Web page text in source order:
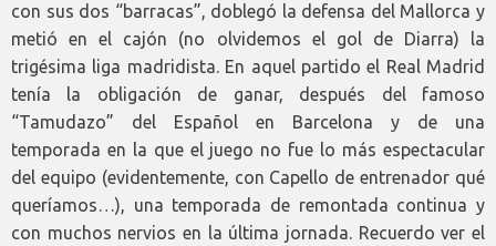
con sus dos “barracas”, doblegó la defensa del Mallorca y
metió en el cajón (no olvidemos el gol de Diarra) la
trigésima liga madridista. En aquel partido el Real Madrid
tenía la obligación de ganar, después del famoso
“Tamudazo” del Español en Barcelona y de una
temporada en la que el juego no fue lo más espectacular
del equipo (evidentemente, con Capello de entrenador qué
queríamos…), una temporada de remontada continua y
con muchos nervios en la última jornada. Recuerdo ver el